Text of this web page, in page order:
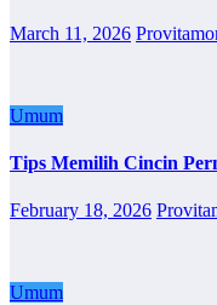
March 11, 2026
Umum
Tips Memilih Cincin
February 18, 2026
Umum